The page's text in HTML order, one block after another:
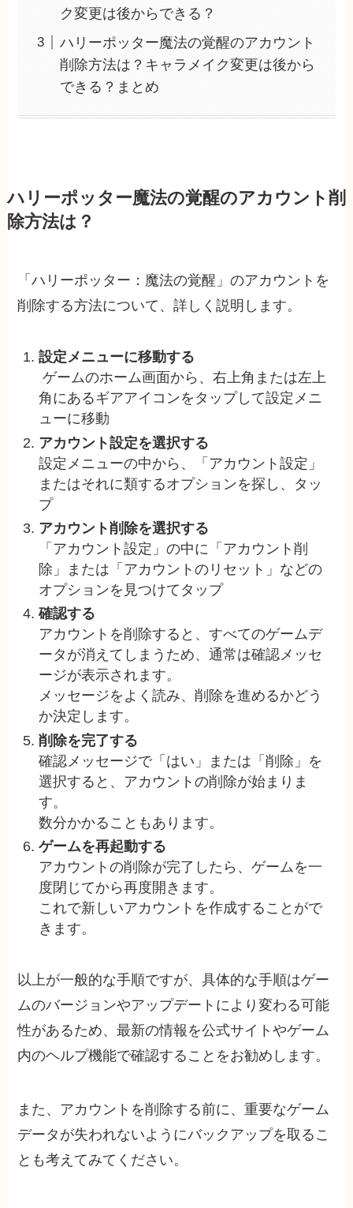
ク変更は後からできる？
ハリーポッター魔法の覚醒のアカウント
削除方法は？キャラメイク変更は後から
できる？まとめ
ハリーポッター魔法の覚醒のアカウント削
除方法は？
「ハリーポッター：魔法の覚醒」のアカウントを
削除する方法について、詳しく説明します。
設定メニューに移動する
ゲームのホーム画面から、右上角または左上
角にあるギアアイコンをタップして設定メニ
ューに移動
アカウント設定を選択する
設定メニューの中から、「アカウント設定」
またはそれに類するオプションを探し、タッ
プ
アカウント削除を選択する
「アカウント設定」の中に「アカウント削
除」または「アカウントのリセット」などの
オプションを見つけてタップ
確認する
アカウントを削除すると、すべてのゲームデ
ータが消えてしまうため、通常は確認メッセ
ージが表示されます。
メッセージをよく読み、削除を進めるかどう
か決定します。
削除を完了する
確認メッセージで「はい」または「削除」を
選択すると、アカウントの削除が始まりま
す。
数分かかることもあります。
ゲームを再起動する
アカウントの削除が完了したら、ゲームを一
度閉じてから再度開きます。
これで新しいアカウントを作成することがで
きます。
以上が一般的な手順ですが、具体的な手順はゲー
ムのバージョンやアップデートにより変わる可能
性があるため、最新の情報を公式サイトやゲーム
内のヘルプ機能で確認することをお勧めします。
また、アカウントを削除する前に、重要なゲーム
データが失われないようにバックアップを取るこ
とも考えてみてください。